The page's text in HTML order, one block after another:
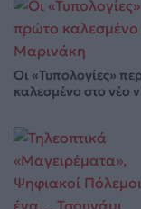
Οι «Τυπολογίες»
καλεσμένο στο νέο